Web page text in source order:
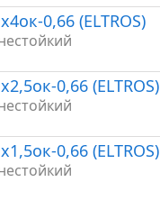
0,66 (ELTROS)
0,66 (ELTROS)
0,66 (ELTROS)